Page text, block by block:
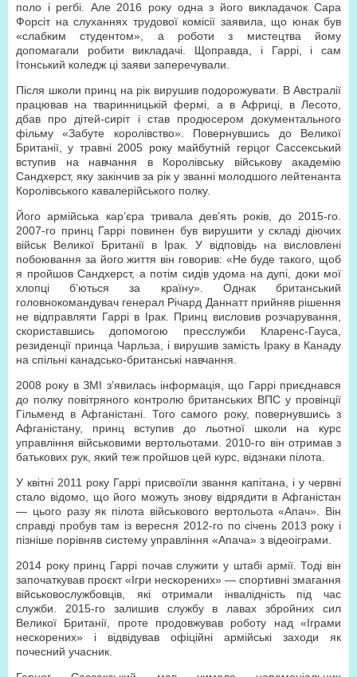
поло і регбі. Але 2016 року одна з його викладачок Сара
Форсіт на слуханнях трудової комісії заявила, що юнак був
«слабким студентом», а роботи з мистецтва йому
допомагали робити викладачі. Щоправда, і Гаррі, і сам
Ітонський коледж ці заяви заперечували.
Після школи принц на рік вирушив подорожувати. В Австралії
працював на тваринницькій фермі, а в Африці, в Лесото,
дбав про дітей-сиріт і став продюсером документального
фільму «Забуте королівство». Повернувшись до Великої
Британії, у травні 2005 року майбутній герцог Сассекський
вступив на навчання в Королівську військову академію
Сандхерст, яку закінчив за рік у званні молодшого лейтенанта
Королівського кавалерійського полку.
Його армійська кар’єра тривала дев’ять років, до 2015-го.
2007-го принц Гаррі повинен був вирушити у складі діючих
військ Великої Британії в Ірак. У відповідь на висловлені
побоювання за його життя він говорив: «Не буде такого, щоб
я пройшов Сандхерст, а потім сидів удома на дупі, доки мої
хлопці б’ються за країну». Однак британський
головнокомандувач генерал Річард Даннатт прийняв рішення
не відправляти Гаррі в Ірак. Принц висловив розчарування,
скориставшись допомогою прес­служби Кларенс-Гауса,
резиденції принца Чарльза, і вирушив замість Іраку в Канаду
на спільні канадсько-британські навчання.
2008 року в ЗМІ з’явилась інформація, що Гаррі приєднався
до полку повітряного контролю британських ВПС у провінції
Гільменд в Афганістані. Того самого року, повернувшись з
Афганістану, принц вступив до льотної школи на курс
управління військовими вертольотами. 2010-го він отримав з
батькових рук, який теж пройшов цей курс, відзнаки пілота.
У квітні 2011 року Гаррі присвоїли звання капітана, і у червні
стало відомо, що його можуть знову відрядити в Афганістан
— цього разу як пілота військового вертольота «Апач». Він
справді пробув там із вересня 2012-го по січень 2013 року і
пізніше порівняв систему управління «Апача» з відеоіграми.
2014 року принц Гаррі почав служити у штабі армії. Тоді він
започаткував проєкт «Ігри нескорених» — спортивні змагання
військовослужбовців, які отримали інвалідність під час
служби. 2015-го залишив службу в лавах збройних сил
Великої Британії, проте продовжував роботу над «Іграми
нескорених» і відвідував офіційні армійські заходи як
почесний учасник.